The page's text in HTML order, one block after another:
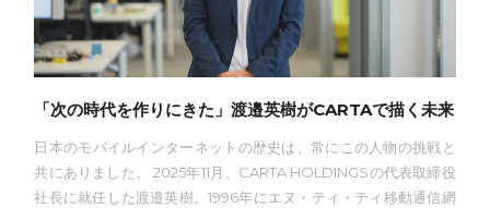
「次の時代を作りにきた」渡邉英樹がCARTAで描く未来
日本のモバイルインターネットの歴史は、常にこの人物の挑戦と
共にありました。 2025年11月、CARTA HOLDINGSの代表取締役
社長に就任した渡邉英樹。1996年にエヌ・ティ・ティ移動通信網